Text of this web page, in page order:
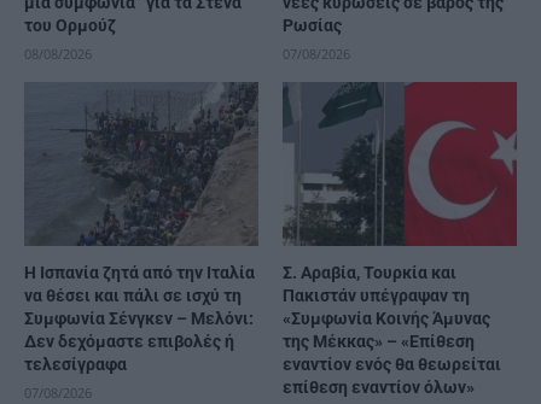
του Ορμούζ
08/08/2026
Ρωσίας
07/08/2026
H Ισπανία ζητά από την Ιταλία
να θέσει και πάλι σε ισχύ τη
Συμφωνία Σένγκεν – Μελόνι:
Δεν δεχόμαστε επιβολές ή
τελεσίγραφα
07/08/2026
Σ. Αραβία, Τουρκία και
Πακιστάν υπέγραψαν τη
«Συμφωνία Κοινής Άμυνας
της Μέκκας» – «Επίθεση
εναντίον ενός θα θεωρείται
επίθεση εναντίον όλων»